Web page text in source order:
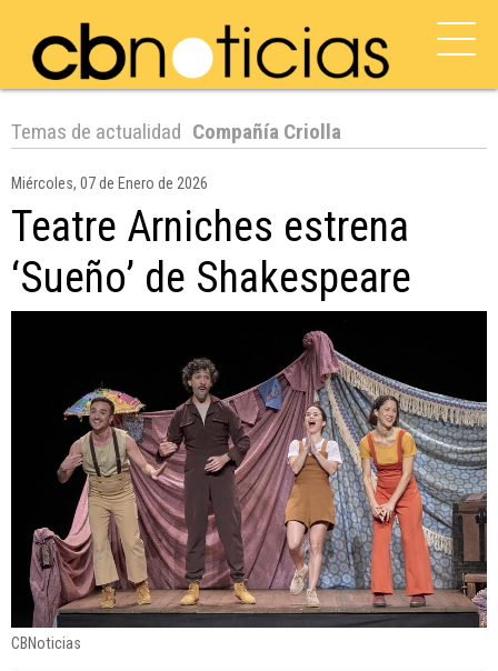
Temas de actualidad Compañía Criolla
Miércoles, 07 de Enero de 2026
Teatre Arniches estrena
‘Sueño’ de Shakespeare
CBNoticias